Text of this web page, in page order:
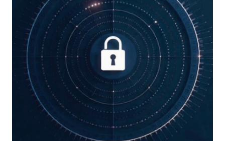
CYBERSECURITY